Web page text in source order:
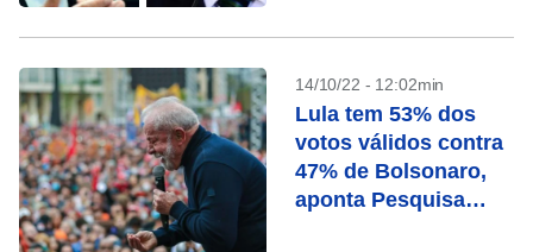
14/10/22 - 12:02min
Lula tem 53% dos
votos válidos contra
47% de Bolsonaro,
aponta Pesquisa